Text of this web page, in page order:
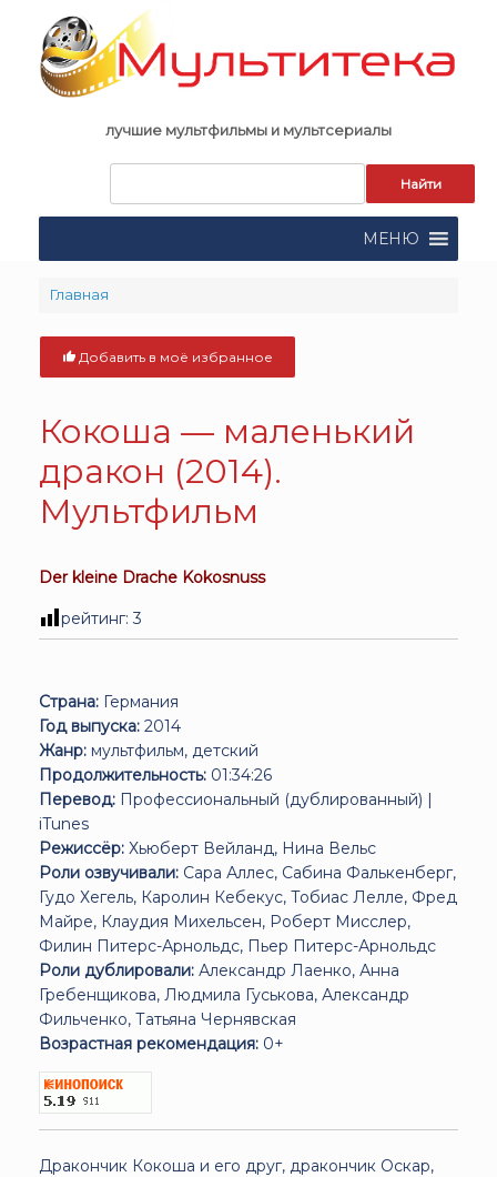
content
лучшие мультфильмы и мультсериалы
поиска:
МЕНЮ
Главная
Добавить в моё избранное
Кокоша — маленький
дракон (2014).
Мультфильм
Der kleine Drache Kokosnuss
рейтинг:3
Страна: Германия
Год выпуска: 2014
Жанр: мультфильм, детский
Продолжительность: 01:34:26
Перевод: Профессиональный (дублированный) |
iTunes
Режиссёр: Хьюберт Вейланд, Нина Вельс
Роли озвучивали: Сара Аллес, Сабина Фалькенберг,
Гудо Хегель, Каролин Кебекус, Тобиас Лелле, Фред
Майре, Клаудия Михельсен, Роберт Мисслер,
Филин Питерс-Арнольдс, Пьер Питерс-Арнольдс
Роли дублировали: Александр Лаенко, Анна
Гребенщикова, Людмила Гуськова, Александр
Фильченко, Татьяна Чернявская
Возрастная рекомендация: 0+
Дракончик Кокоша и его друг, дракончик Оскар,